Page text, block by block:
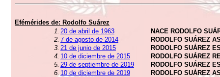
Efémérides de: Rodolfo Suárez
1. 20 de abril de 1963
NACE RODOLFO
2. 7 de agosto de 2014
RODOLFO SUÁREZ
3. 21 de junio de 2015
RODOLFO SUÁREZ
4. 10 de diciembre de 2015
RODOLFO SUÁREZ
5. 29 de septiembre de 2019
RODOLFO SUÁREZ
6. 10 de diciembre de 2019 RODOLFO SUÁREZ